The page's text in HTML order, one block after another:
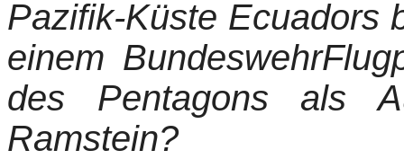
Pazifik-Küste Ecuadors
einem
des Pentagons als
Ramstein?